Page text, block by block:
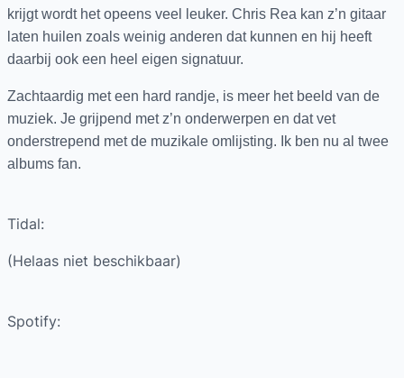
krijgt wordt het opeens veel leuker. Chris Rea kan z’n gitaar
laten huilen zoals weinig anderen dat kunnen en hij heeft
daarbij ook een heel eigen signatuur.
Zachtaardig met een hard randje, is meer het beeld van de
muziek. Je grijpend met z’n onderwerpen en dat vet
onderstrepend met de muzikale omlijsting. Ik ben nu al twee
albums fan.
Tidal:
(Helaas niet beschikbaar)
Spotify: